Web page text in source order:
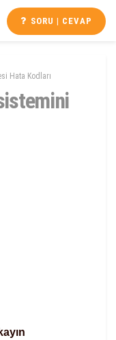
SORU | CEVAP
Hata Kodları